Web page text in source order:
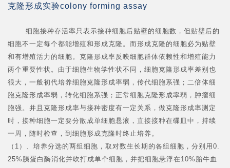
克隆形成实验colony forming assay
细胞接种存活率只表示接种细胞后贴壁的细胞数，但贴壁后的
细胞不一定每个都能增殖和形成克隆。而形成克隆的细胞必为贴壁
和有增殖活力的细胞。克隆形成率反映细胞群体依赖性和增殖能力
两个重要性状。由于细胞生物学性状不同，细胞克隆形成率差别也
很大，一般初代培养细胞克隆形成率弱，传代细胞系强；二倍体细
胞克隆形成率弱，转化细胞系强；正常细胞克隆形成率弱，肿瘤细
胞强。并且克隆形成率与接种密度有一定关系，做克隆形成率测定
时，接种细胞一定要分散成单细胞悬液，直接接种在碟皿中，持续
一周，随时检查，到细胞形成克隆时终止培养。
（1）、培养分选的两组细胞，取对数生长期的各组细胞，分别用0.
25%胰蛋白酶消化并吹打成单个细胞，并把细胞悬浮在10%胎牛血